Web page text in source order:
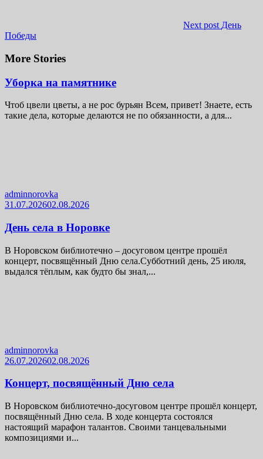
Next post День
Победы
More Stories
Уборка на памятнике
Чтоб цвели цветы, а не рос бурьян Всем, привет! Знаете, есть
такие дела, которые делаются не по обязанности, а для...
adminnorovka
31.07.202602.08.2026
День села в Норовке
В Норовском библиотечно – досуговом центре прошёл
концерт, посвящённый Дню села.Субботний день, 25 июля,
выдался тёплым, как будто бы знал,...
adminnorovka
26.07.202602.08.2026
Концерт, посвящённый Дню села
В Норовском библиотечно-досуговом центре прошёл концерт,
посвящённый Дню села. В ходе концерта состоялся
настоящий марафон талантов. Своими танцевальными
композициями и...